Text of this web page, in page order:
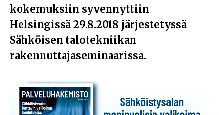
kokemuksiin syvennyttiin
Helsingissä 29.8.2018 järjestetyssä
Sähköisen talotekniikan
rakennuttajaseminaarissa.